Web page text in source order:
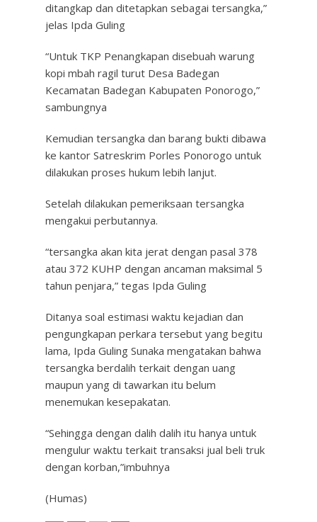
ditangkap dan ditetapkan sebagai tersangka,”
jelas Ipda Guling
“Untuk TKP Penangkapan disebuah warung
kopi mbah ragil turut Desa Badegan
Kecamatan Badegan Kabupaten Ponorogo,”
sambungnya
Kemudian tersangka dan barang bukti dibawa
ke kantor Satreskrim Porles Ponorogo untuk
dilakukan proses hukum lebih lanjut.
Setelah dilakukan pemeriksaan tersangka
mengakui perbutannya.
“tersangka akan kita jerat dengan pasal 378
atau 372 KUHP dengan ancaman maksimal 5
tahun penjara,” tegas Ipda Guling
Ditanya soal estimasi waktu kejadian dan
pengungkapan perkara tersebut yang begitu
lama, Ipda Guling Sunaka mengatakan bahwa
tersangka berdalih terkait dengan uang
maupun yang di tawarkan itu belum
menemukan kesepakatan.
“Sehingga dengan dalih dalih itu hanya untuk
mengulur waktu terkait transaksi jual beli truk
dengan korban,”imbuhnya
(Humas)